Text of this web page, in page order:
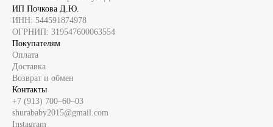
ИП Почкова Д.Ю.
ИНН: 544591874978
ОГРНИП: 319547600063554
Покупателям
Оплата
Доставка
Возврат и обмен
Контакты
+7 (913) 700‒60‒03
shurababy2015@gmail.com
Instagram